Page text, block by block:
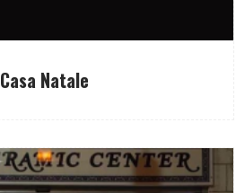
Casa Natale